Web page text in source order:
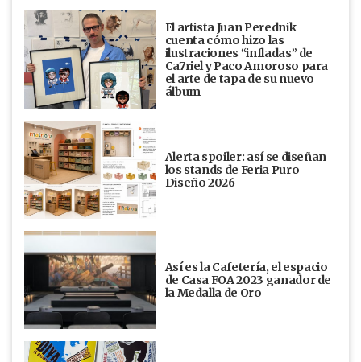
El artista Juan Perednik
cuenta cómo hizo las
ilustraciones “infladas” de
Ca7riel y Paco Amoroso para
el arte de tapa de su nuevo
álbum
Alerta spoiler: así se diseñan
los stands de Feria Puro
Diseño 2026
Así es la Cafetería, el espacio
de Casa FOA 2023 ganador de
la Medalla de Oro